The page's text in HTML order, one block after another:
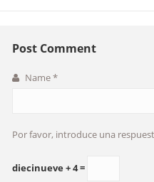
Post Comment
Name*
Por favor, introduce una
diecinueve + 4 =